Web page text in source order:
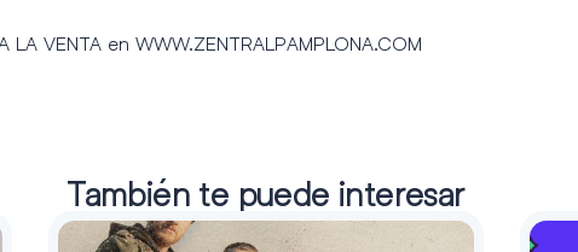
LA VENTA en WWW.ZENTRALPAMPLONA.COM
También te puede interesar